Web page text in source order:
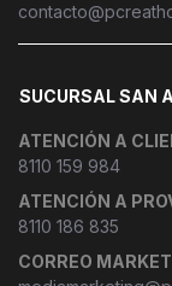
SUCURSAL SAN
ATENCIÓN A
8110 159 984
ATENCIÓN A
8110 186 835
CORREO